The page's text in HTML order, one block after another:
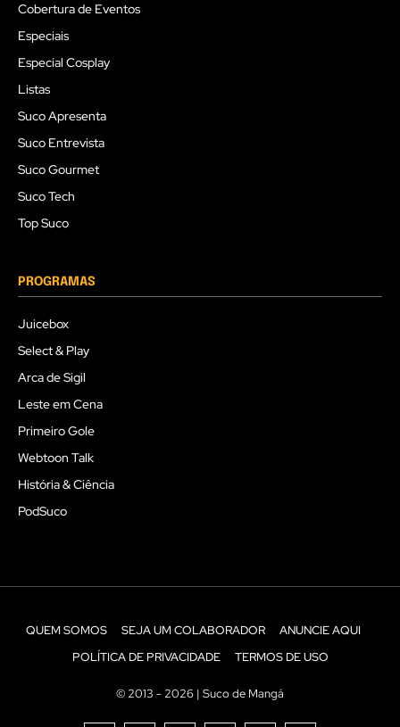
Cobertura de Eventos
Especiais
Especial Cosplay
Listas
Suco Apresenta
Suco Entrevista
Suco Gourmet
Suco Tech
Top Suco
PROGRAMAS
Juicebox
Select & Play
Arca de Sigil
Leste em Cena
Primeiro Gole
Webtoon Talk
História & Ciência
PodSuco
QUEM SOMOS SEJA UM COLABORADOR
ANUNCIE AQUI
POLÍTICA DE PRIVACIDADE
TERMOS DE USO
© 2013 - 2026 | Suco de Mangá